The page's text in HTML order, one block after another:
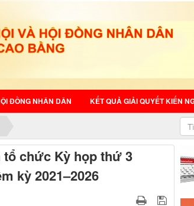
ĐỒNG NHÂN DÂN KẾT QUẢ GIẢI QUYẾT KIẾN
tổ chức Kỳ họp thứ 3
kỳ 2021–2026